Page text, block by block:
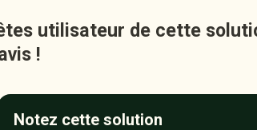
utilisateur de cette
!
Notez cette solution